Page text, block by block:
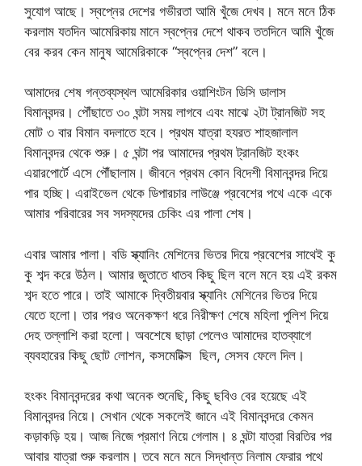
সুযোগ আছে। স্বপ্নের দেশের গভীরতা আমি খুঁজে দেখব। মনে মনে ঠিক
করলাম যতদিন আমেরিকায় মানে স্বপ্নের দেশে থাকব ততদিনে আমি খুঁজে
বের করব কেন মানুষ আমেরিকাকে “স্বপ্নের দেশ” বলে।
আমাদের শেষ গন্তব্যস্থল আমেরিকার ওয়াশিংটন ডিসি ডালাস
বিমানবন্দর। পৌঁছাতে ৩০ ঘন্টা সময় লাগবে এবং মাঝে ২টা ট্রানজিট সহ
মোট ৩ বার বিমান বদলাতে হবে। প্রথম যাত্রা হযরত শাহজালাল
বিমানবন্দর থেকে শুরু। ৫ ঘন্টা পর আমাদের প্রথম ট্রানজিট হংকং
এয়ারপোর্টে এসে পৌঁছালাম। জীবনে প্রথম কোন বিদেশী বিমানবন্দর দিয়ে
পার হচ্ছি। এরাইভেল থেকে ডিপারচার লাউঞ্জে প্রবেশের পথে একে একে
আমার পরিবারের সব সদস্যদের চেকিং এর পালা শেষ।
এবার আমার পালা। বডি স্ক্যানিং মেশিনের ভিতর দিয়ে প্রবেশের সাথেই কু
কু শব্দ করে উঠল। আমার জুতাতে ধাতব কিছু ছিল বলে মনে হয় এই রকম
শব্দ হতে পারে। তাই আমাকে দ্বিতীয়বার স্ক্যানিং মেশিনের ভিতর দিয়ে
যেতে হলো। তার পরও অনেকক্ষণ ধরে নিরীক্ষণ শেষে মহিলা পুলিশ দিয়ে
দেহ তল্লাশি করা হলো। অবশেষে ছাড়া পেলেও আমাদের হাতব্যাগে
ব্যবহারের কিছু ছোট লোশন, কসমেটিক্স ছিল, সেসব ফেলে দিল।
হংকং বিমানবন্দরের কথা অনেক শুনেছি, কিছু ছবিও বের হয়েছে এই
বিমানবন্দর নিয়ে। সেখান থেকে সকলেই জানে এই বিমানবন্দরে কেমন
কড়াকড়ি হয়। আজ নিজে প্রমাণ নিয়ে গেলাম। ৪ ঘন্টা যাত্রা বিরতির পর
আবার যাত্রা শুরু করলাম। তবে মনে মনে সিদ্ধান্ত নিলাম ফেরার পথে